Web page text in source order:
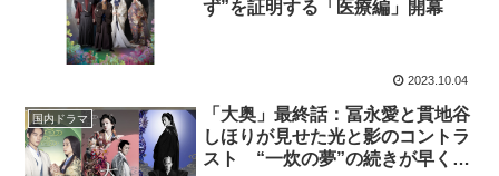
ず”を証明する「医療編」開幕
2023.10.04
国内ドラマ
「大奥」最終話：冨永愛と貫地谷
しほりが見せた光と影のコントラ
スト “一炊の夢”の続きが早く見